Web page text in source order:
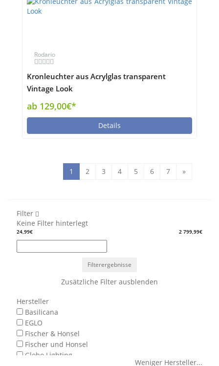
Rodario
Kronleuchter aus Acrylglas transparent
Vintage Look
ab 129,00€*
Details
1 2 3 4 5 6 7 »
Filter
Keine Filter hinterlegt
24,99€ 2 799,99€
Filterergebnisse
Zusätzliche Filter ausblenden
Hersteller
Basilicana
EGLO
Fischer & Honsel
Fischer und Honsel
Globo Lighting
Weniger Hersteller...